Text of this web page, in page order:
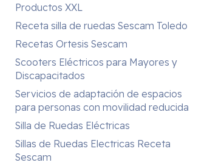
Productos XXL
Receta silla de ruedas Sescam Toledo
Recetas Ortesis Sescam
Scooters Eléctricos para Mayores y
Discapacitados
Servicios de adaptación de espacios
para personas con movilidad reducida
Silla de Ruedas Eléctricas
Sillas de Ruedas Electricas Receta
Sescam